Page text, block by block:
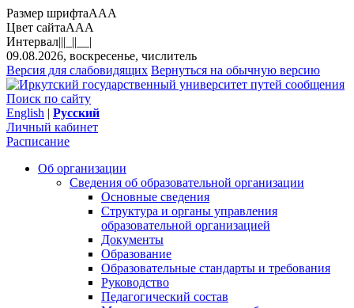
Размер шрифтаAAA
Цвет сайтаAAA
Интервал|||_||__|
09.08.2026, воскресенье, числитель
Версия для слабовидящих Вернуться на обычную версию
Поиск по сайту
English | Русский
Личный кабинет
Расписание
Об организации
Сведения об образовательной организации
Основные сведения
Структура и органы управления
образовательной организацией
Документы
Образование
Образовательные стандарты и требования
Руководство
Педагогический состав